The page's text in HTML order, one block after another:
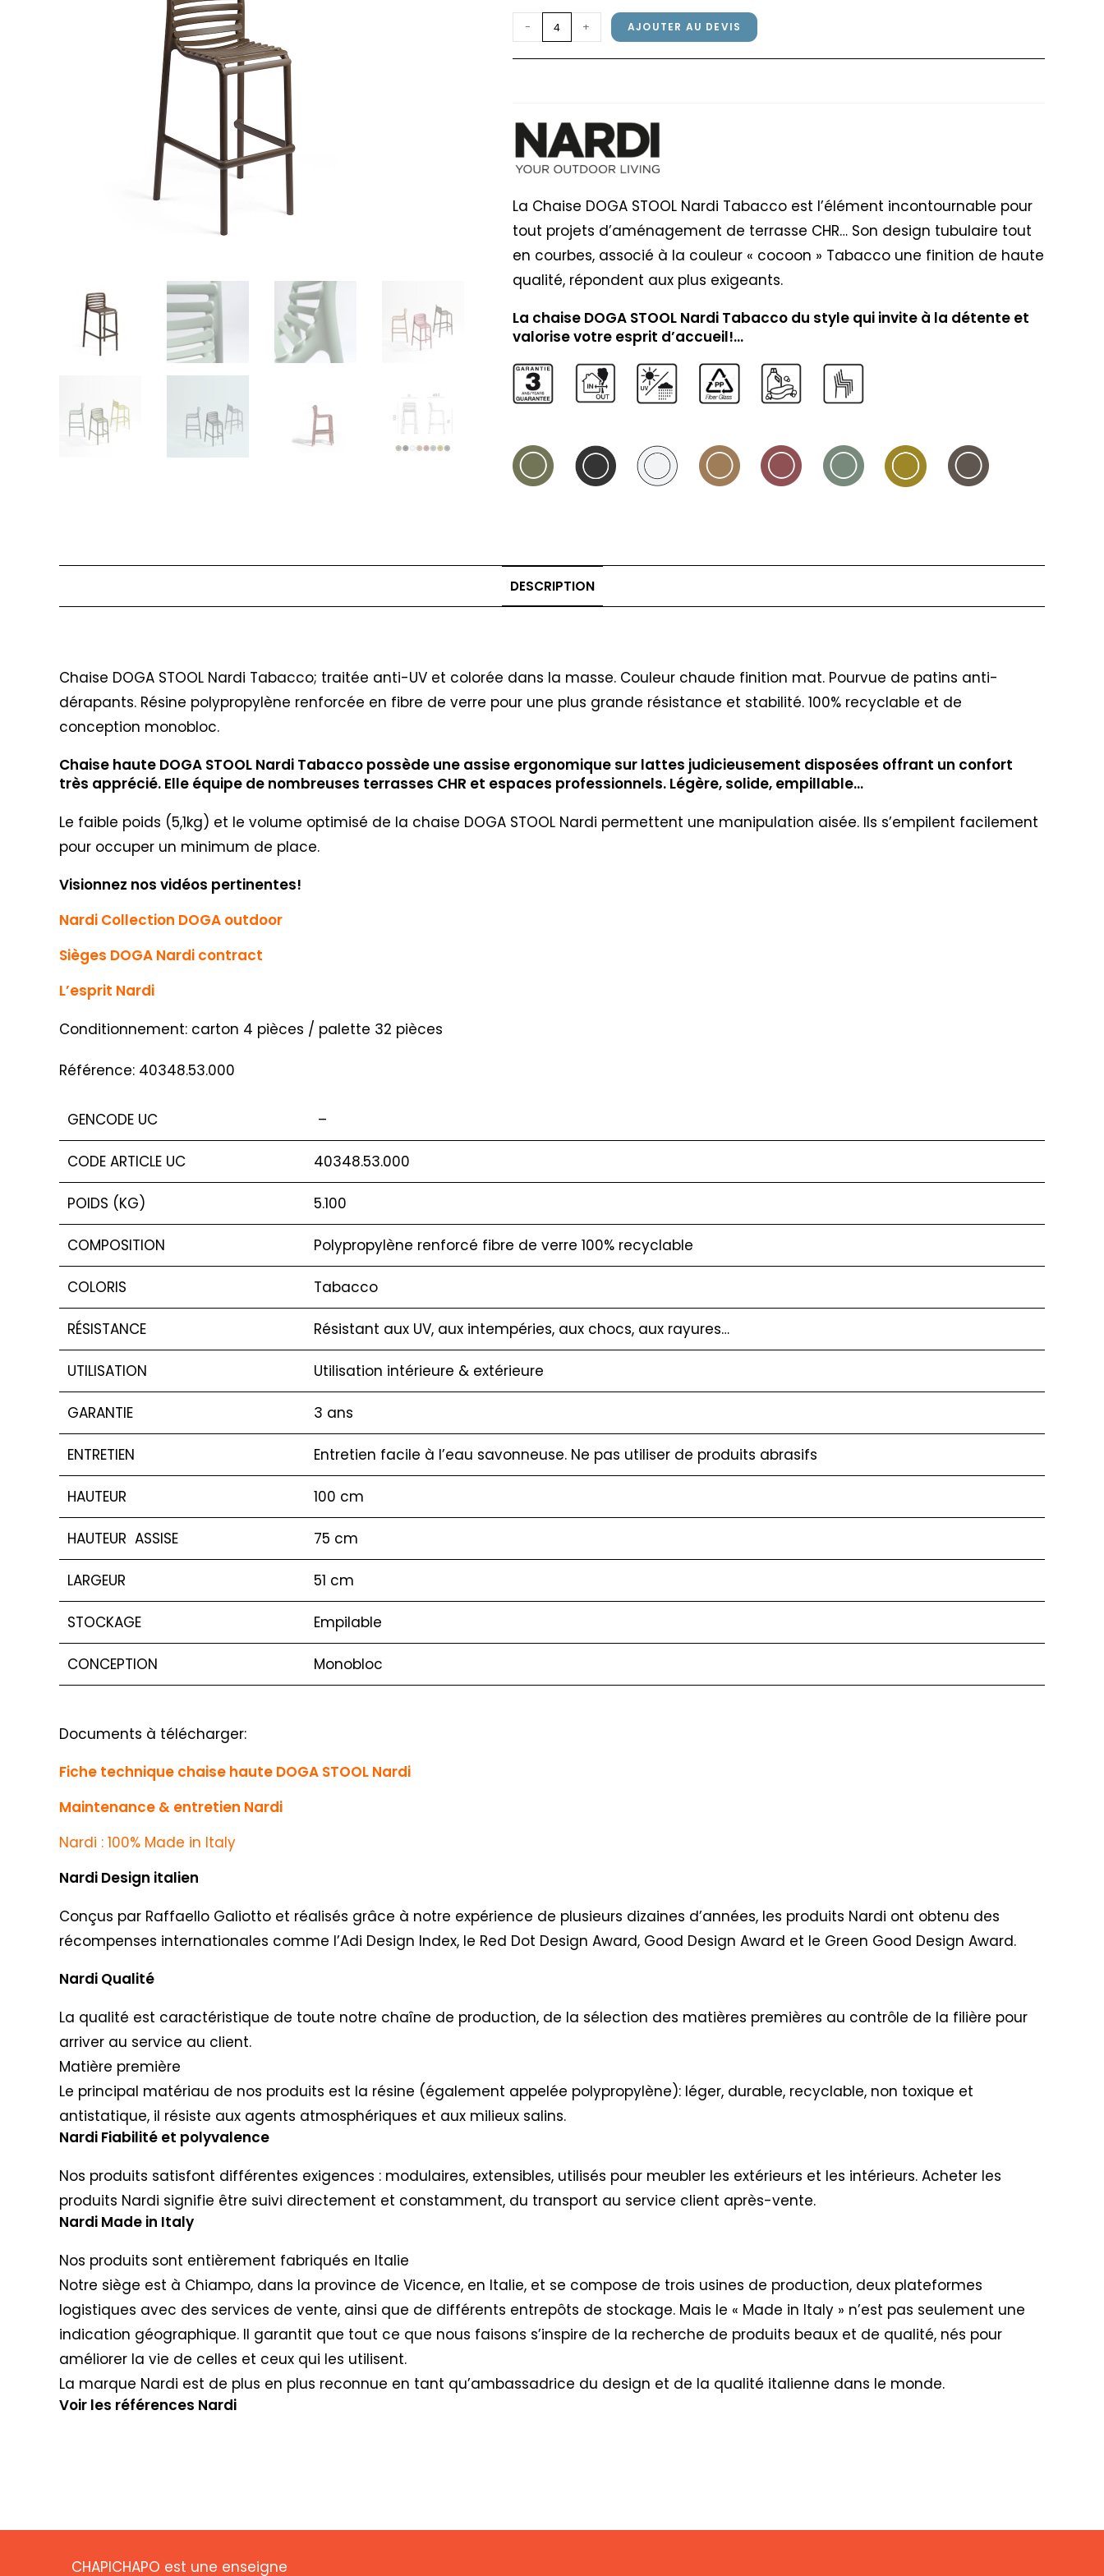
quantité
de
Chaise
Nardi
Tabacco
- + AJOUTER AU DEVIS
La Chaise DOGA STOOL Nardi Tabacco est l’élément incontournable pour
tout projets d’aménagement de terrasse CHR… Son design tubulaire tout
en courbes, associé à la couleur « cocoon » Tabacco une finition de haute
qualité, répondent aux plus exigeants.
La chaise DOGA STOOL Nardi Tabacco du style qui invite à la détente et
valorise votre esprit d’accueil!…
DESCRIPTION
Chaise DOGA STOOL Nardi Tabacco; traitée anti-UV et colorée dans la masse. Couleur chaude finition mat. Pourvue de patins anti-
dérapants. Résine polypropylène renforcée en fibre de verre pour une plus grande résistance et stabilité. 100% recyclable et de
conception monobloc.
Chaise haute DOGA STOOL Nardi Tabacco possède une assise ergonomique sur lattes judicieusement disposées offrant un confort
très apprécié. Elle équipe de nombreuses terrasses CHR et espaces professionnels. Légère, solide, empillable…
Le faible poids (5,1kg) et le volume optimisé de la chaise DOGA STOOL Nardi permettent une manipulation aisée. Ils s’empilent facilement
pour occuper un minimum de place.
Visionnez nos vidéos pertinentes!
Nardi Collection DOGA outdoor
Sièges DOGA Nardi contract
L’esprit Nardi
Conditionnement: carton 4 pièces / palette 32 pièces
Référence: 40348.53.000
GENCODE UC –
CODE ARTICLE UC 40348.53.000
POIDS (KG) 5.100
COMPOSITION Polypropylène renforcé fibre de verre 100% recyclable
COLORIS Tabacco
RÉSISTANCE Résistant aux UV, aux intempéries, aux chocs, aux rayures…
UTILISATION Utilisation intérieure & extérieure
GARANTIE 3 ans
ENTRETIEN Entretien facile à l’eau savonneuse. Ne pas utiliser de produits abrasifs
HAUTEUR 100 cm
HAUTEUR ASSISE 75 cm
LARGEUR 51 cm
STOCKAGE Empilable
CONCEPTION Monobloc
Documents à télécharger:
Fiche technique chaise haute DOGA STOOL Nardi
Maintenance & entretien Nardi
Nardi : 100% Made in Italy
Nardi Design italien
Conçus par Raffaello Galiotto et réalisés grâce à notre expérience de plusieurs dizaines d’années, les produits Nardi ont obtenu des
récompenses internationales comme l’Adi Design Index, le Red Dot Design Award, Good Design Award et le Green Good Design Award.
Nardi Qualité
La qualité est caractéristique de toute notre chaîne de production, de la sélection des matières premières au contrôle de la filière pour
arriver au service au client.
Matière première
Le principal matériau de nos produits est la résine (également appelée polypropylène): léger, durable, recyclable, non toxique et
antistatique, il résiste aux agents atmosphériques et aux milieux salins.
Nardi Fiabilité et polyvalence
Nos produits satisfont différentes exigences : modulaires, extensibles, utilisés pour meubler les extérieurs et les intérieurs. Acheter les
produits Nardi signifie être suivi directement et constamment, du transport au service client après-vente.
Nardi Made in Italy
Nos produits sont entièrement fabriqués en Italie
Notre siège est à Chiampo, dans la province de Vicence, en Italie, et se compose de trois usines de production, deux plateformes
logistiques avec des services de vente, ainsi que de différents entrepôts de stockage. Mais le « Made in Italy » n’est pas seulement une
indication géographique. Il garantit que tout ce que nous faisons s’inspire de la recherche de produits beaux et de qualité, nés pour
améliorer la vie de celles et ceux qui les utilisent.
La marque Nardi est de plus en plus reconnue en tant qu’ambassadrice du design et de la qualité italienne dans le monde.
Voir les références Nardi
CHAPICHAPO est une enseigne